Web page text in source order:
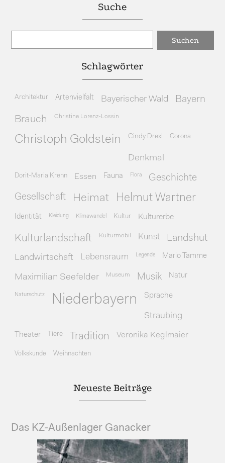
Suche
Schlagwörter
Architektur Artenvielfalt Bayerischer Wald Bayern
Brauch Christine Lorenz-Lossin
Christoph Goldstein Cindy Drexl Corona
Denkmal
Dorit-Maria Krenn Essen Fauna Flora Geschichte
Gesellschaft Heimat Helmut Wartner
Identität Kleidung Klimawandel Kultur Kulturerbe
Kulturlandschaft Kulturmobil Kunst Landshut
Landwirtschaft Lebensraum Legende Mario Tamme
Maximilian Seefelder Museum Musik Natur
Naturschutz Niederbayern Sprache
Straubing
Theater Tiere Tradition Veronika Keglmaier
Volkskunde Weihnachten
Neueste Beiträge
Das KZ-Außenlager Ganacker